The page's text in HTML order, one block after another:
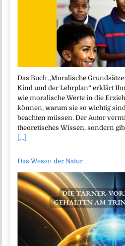
Das Buch „Moralische
Kind und der Lehrplan“ erklärt
wie moralische Werte in die
können, warum sie so wichtig
beachten müssen. Der Autor
theoretisches Wissen, sondern
[...]
Das Wesen der Natur